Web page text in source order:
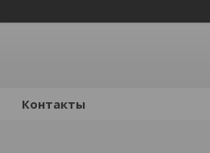
Контакты